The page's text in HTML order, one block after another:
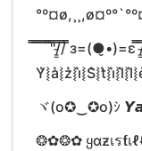
̿̿'̿̿'̿̿/̵͇̿̿/̿̿ ̿̿з=(●̮•)=ɛ
ヾ(o✪‿✪o)ｼ
❂✿❂✿ ყαƶเรƭเ